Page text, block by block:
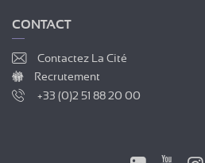
CONTACT
Contactez La Cité
Recrutement
+33 (0)2 51 88 20 00